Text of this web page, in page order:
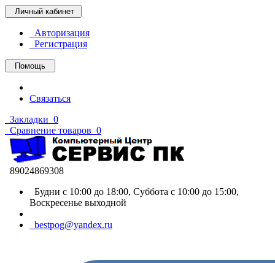
Личный кабинет
Авторизация
Регистрация
Помощь
Связаться
Закладки 0
Сравнение товаров 0
89024869308
Будни с 10:00 до 18:00, Суббота с 10:00 до 15:00,
Воскресенье выходной
bestpog@yandex.ru